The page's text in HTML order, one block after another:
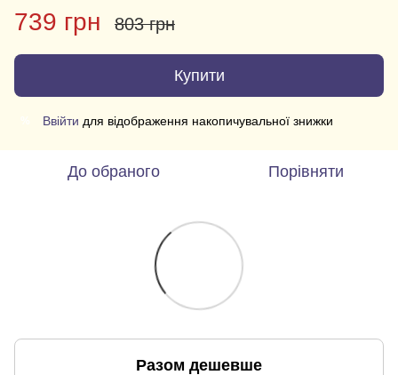
739 грн 803 грн
Купити
Ввійти для відображення накопичувальної знижки
До обраного Порівняти
Разом дешевше